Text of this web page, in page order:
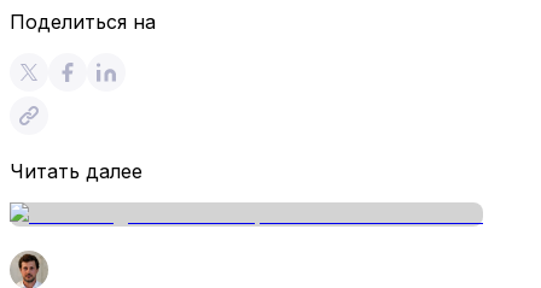
Поделиться на
Читать далее